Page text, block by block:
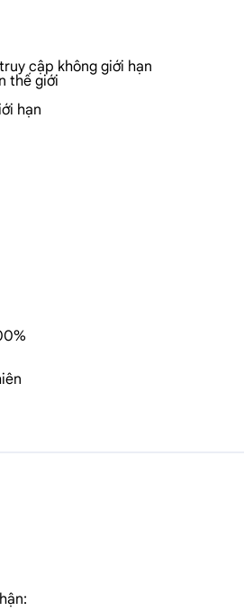
cập không giới hạn
thế giới
hạn